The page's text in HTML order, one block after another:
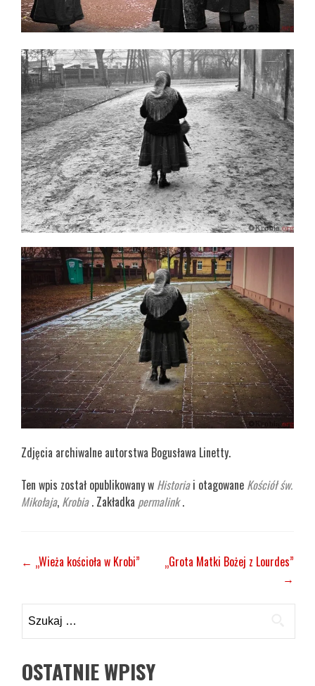
Zdjęcia archiwalne autorstwa Bogusława Linetty.
Ten wpis został opublikowany w Historiai otagowane Kościół św.
Mikołaja, Krobia. Zakładka permalink.
Zobacz
← „Wieża kościoła w Krobi”
„Grota Matki Bożej z Lourdes”
→
OSTATNIE WPISY